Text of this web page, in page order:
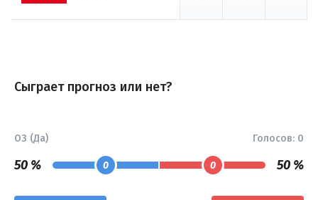
Сыграет прогноз или нет?
ОЗ (Да) Голосов: 0
50 % 0 0 50 %